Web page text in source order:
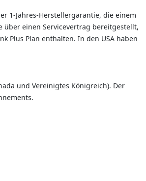
1-Jahres-Herstellergarantie, die einem
einen Servicevertrag bereitgestellt,
Plus Plan enthalten. In den USA haben
und Vereinigtes Königreich). Der